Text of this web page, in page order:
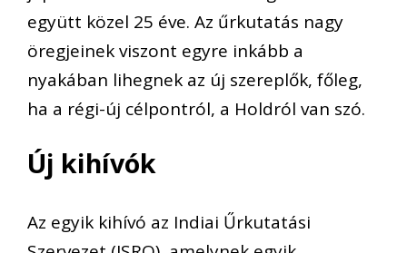
együtt közel 25 éve. Az űrkutatás nagy
öregjeinek viszont egyre inkább a
nyakában lihegnek az új szereplők, főleg,
ha a régi-új célpontról, a Holdról van szó.
Új kihívók
Az egyik kihívó az Indiai Űrkutatási